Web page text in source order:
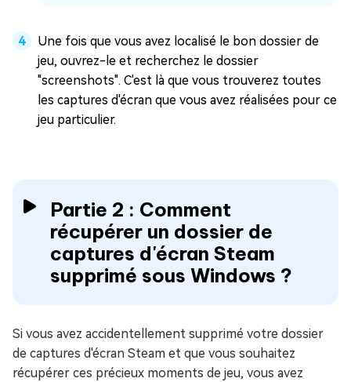
Une fois que vous avez localisé le bon dossier de
jeu, ouvrez-le et recherchez le dossier
"screenshots". C'est là que vous trouverez toutes
les captures d'écran que vous avez réalisées pour ce
jeu particulier.
Partie 2 : Comment
récupérer un dossier de
captures d'écran Steam
supprimé sous Windows ?
Si vous avez accidentellement supprimé votre dossier
de captures d'écran Steam et que vous souhaitez
récupérer ces précieux moments de jeu, vous avez